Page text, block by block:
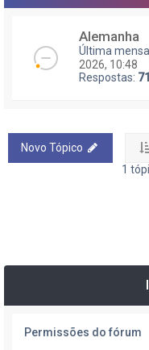
Alemanha
Última
2026, 10:48
Respostas:
Novo Tópico
1
Permissões do fórum